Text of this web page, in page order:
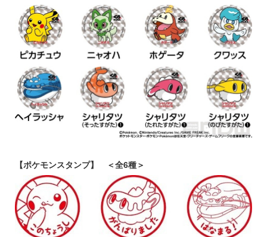
【ポケモンスタンプ】 ＜全6種＞